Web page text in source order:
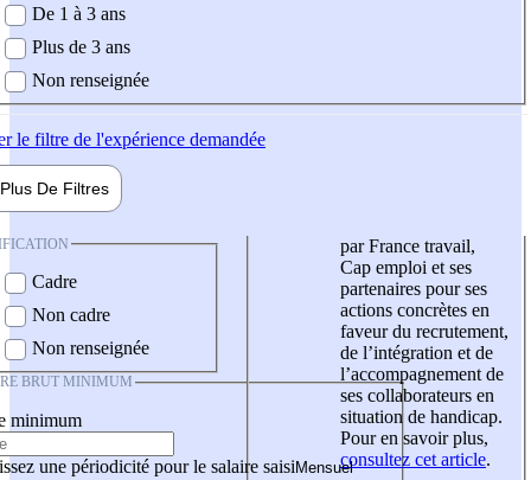
De 1 à 3 ans
Plus de 3 ans
Non renseignée
le filtre de l'expérience demandée
Plus De Filtres
Cadre
Non cadre
Non renseignée
BRUT MINIMUM
minimum
une périodicité pour le salaire saisi
par France travail,
Cap emploi et ses
partenaires pour ses
actions concrètes en
faveur du recrutement,
de l’intégration et de
l’accompagnement de
ses collaborateurs en
situation de handicap.
Pour en savoir plus,
consultez cet article.